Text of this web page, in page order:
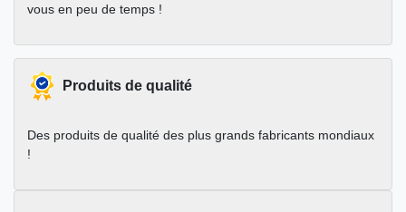
vous en peu de temps !
Produits de qualité
Des produits de qualité des plus grands fabricants mondiaux
!